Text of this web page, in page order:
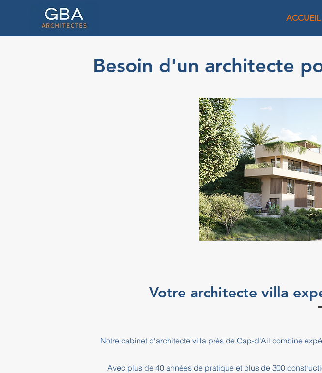
ACCUEIL
Besoin d'un architecte
Votre architecte villa
Notre cabinet d'architecte villa près de Cap-d'Ail combine
Avec plus de 40 années de pratique et plus de 300